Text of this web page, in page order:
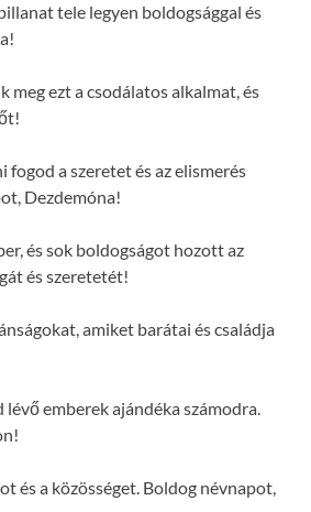
tele legyen boldogsággal és
meg ezt a csodálatos alkalmat, és
fogod a szeretet és az elismerés
Dezdemóna!
és sok boldogságot hozott az
és szeretetét!
amiket barátai és családja
emberek ajándéka számodra.
és a közösséget. Boldog névnapot,